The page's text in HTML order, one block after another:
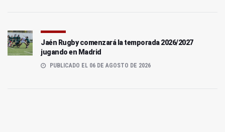
Jaén Rugby comenzará la temporada 2026/2027
jugando en Madrid
PUBLICADO EL 06 DE AGOSTO DE 2026